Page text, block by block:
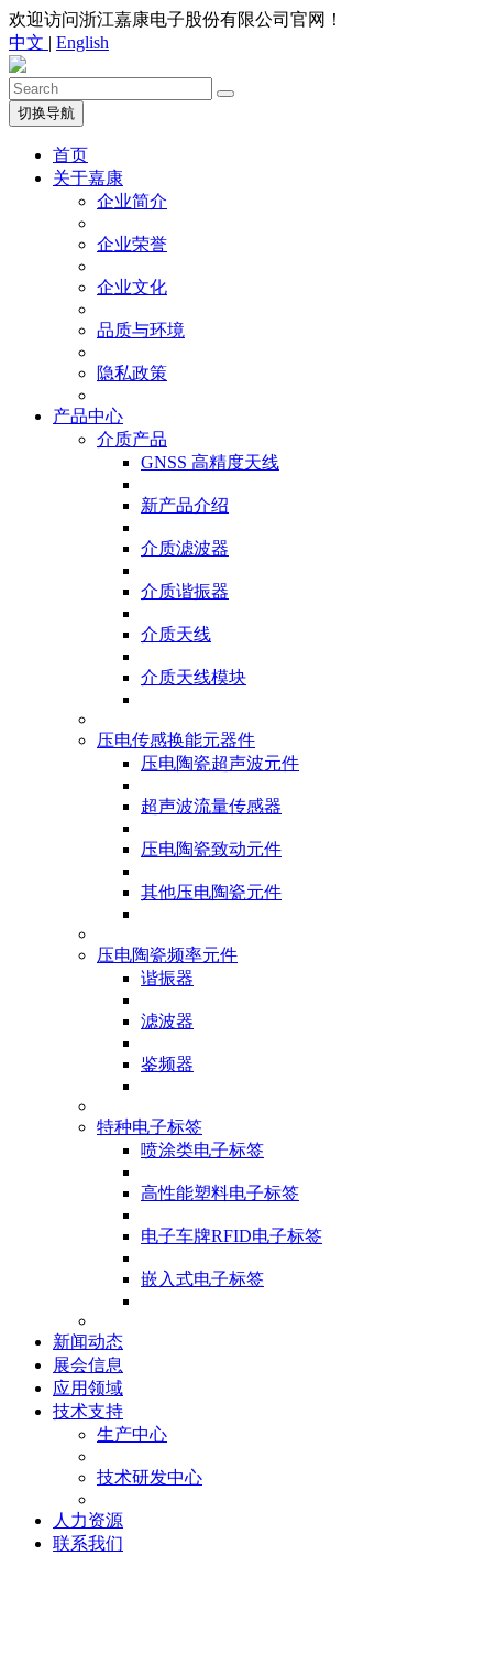
欢迎访问浙江嘉康电子股份有限公司官网！
中文 | English
切换导航
首页
关于嘉康
企业简介
企业荣誉
企业文化
品质与环境
隐私政策
产品中心
介质产品
GNSS 高精度天线
新产品介绍
介质滤波器
介质谐振器
介质天线
介质天线模块
压电传感换能元器件
压电陶瓷超声波元件
超声波流量传感器
压电陶瓷致动元件
其他压电陶瓷元件
压电陶瓷频率元件
谐振器
滤波器
鉴频器
特种电子标签
喷涂类电子标签
高性能塑料电子标签
电子车牌RFID电子标签
嵌入式电子标签
新闻动态
展会信息
应用领域
技术支持
生产中心
技术研发中心
人力资源
联系我们